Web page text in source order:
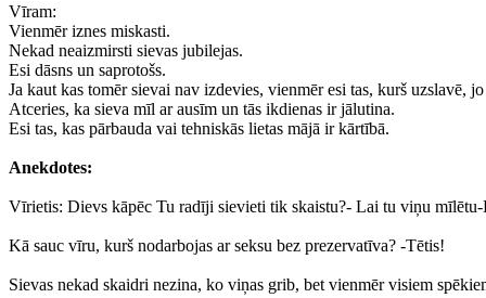
Vīram:
Vienmēr iznes miskasti.
Nekad neaizmirsti sievas jubilejas.
Esi dāsns un saprotošs.
Ja kaut kas tomēr sievai nav izdevies, vienmēr esi tas, kurš uzslavē,
Atceries, ka sieva mīl ar ausīm un tās ikdienas ir jālutina.
Esi tas, kas pārbauda vai tehniskās lietas mājā ir kārtībā.
Anekdotes:
Vīrietis: Dievs kāpēc Tu radīji sievieti tik skaistu?- Lai tu viņu
Kā sauc vīru, kurš nodarbojas ar seksu bez prezervatīva? -Tētis!
Sievas nekad skaidri nezina, ko viņas grib, bet vienmēr visiem